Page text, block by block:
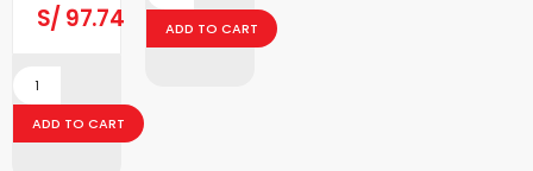
S/ 97.74
ADD TO CART
ADD TO CART